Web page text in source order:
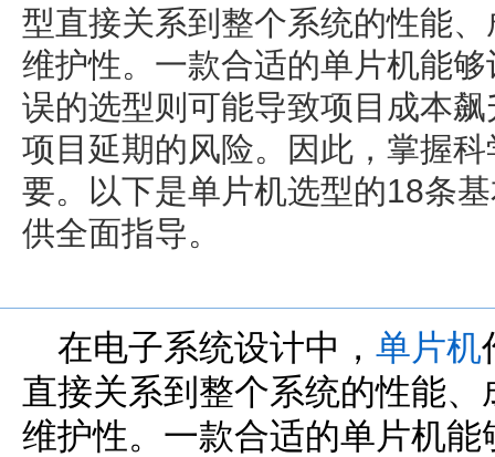
型直接关系到整个系统的性能
维护性。一款合适的单片机能
误的选型则可能导致项目成本
项目延期的风险。因此，掌握
要。以下是单片机选型的18条
供全面指导。
在电子系统设计中， 单片机
直接关系到整个系统的性能
维护性。一款合适的单片机